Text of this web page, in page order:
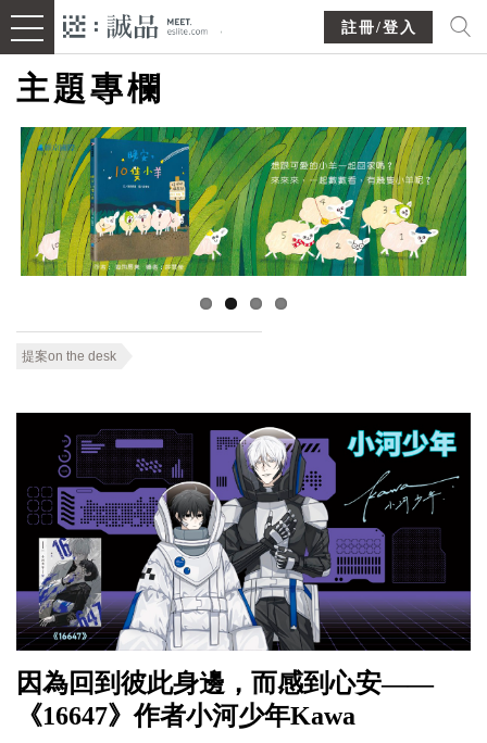
註冊/登入
主題專欄
提案on the desk
因為回到彼此身邊，而感到心安——
《16647》作者小河少年Kawa